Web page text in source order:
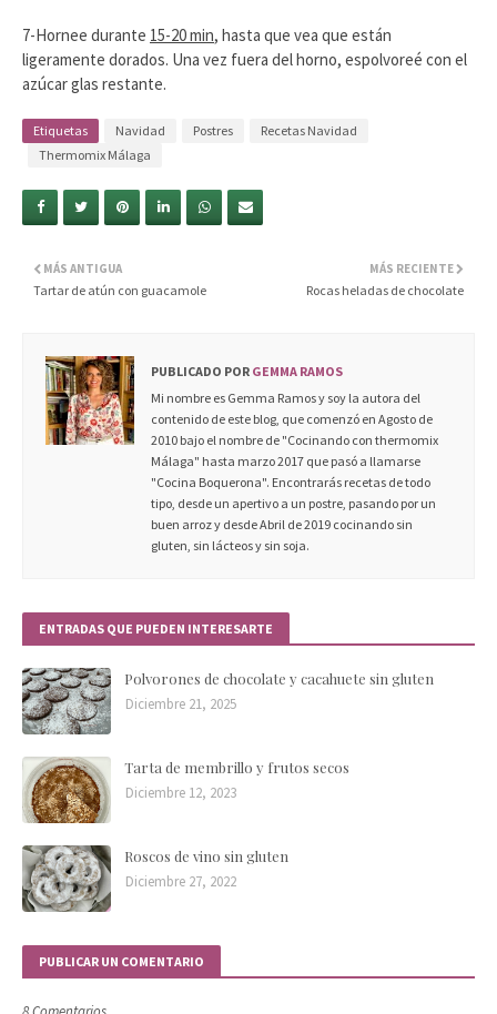
7-Hornee durante 15-20 min, hasta que vea que están
ligeramente dorados. Una vez fuera del horno, espolvoreé con el
azúcar glas restante.
Etiquetas Navidad Postres
Recetas Navidad
Thermomix Málaga
MÁS RECIENTE
Rocas heladas de chocolate
MÁS ANTIGUA
Tartar de atún con guacamole
PUBLICADO POR GEMMA RAMOS
Mi nombre es Gemma Ramos y soy la autora del
contenido de este blog, que comenzó en Agosto de
2010 bajo el nombre de "Cocinando con thermomix
Málaga" hasta marzo 2017 que pasó a llamarse
"Cocina Boquerona". Encontrarás recetas de todo
tipo, desde un apertivo a un postre, pasando por un
buen arroz y desde Abril de 2019 cocinando sin
gluten, sin lácteos y sin soja.
ENTRADAS QUE PUEDEN INTERESARTE
Polvorones de chocolate y cacahuete sin gluten
Diciembre 21, 2025
Tarta de membrillo y frutos secos
Diciembre 12, 2023
Roscos de vino sin gluten
Diciembre 27, 2022
PUBLICAR UN COMENTARIO